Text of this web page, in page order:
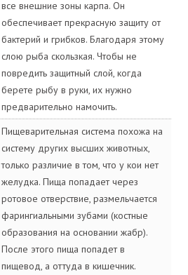
все внешние зоны карпа. Он
обеспечивает прекрасную защиту от
бактерий и грибков. Благодаря этому
слою рыба скользкая. Чтобы не
повредить защитный слой, когда
берете рыбу в руки, их нужно
предварительно намочить.
Пищеварительная система похожа на
систему других высших животных,
только различие в том, что у кои нет
желудка. Пища попадает через
ротовое отверствие, размельчается
фарингиальными зубами (костные
образования на основании жабр).
После этого пища попадет в
пищевод, а оттуда в кишечник.